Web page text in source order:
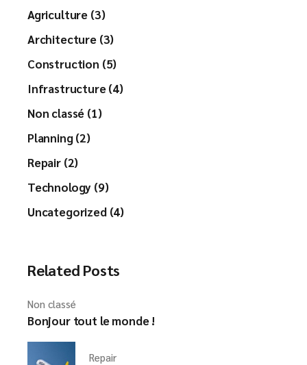
Agriculture (3)
Architecture (3)
Construction (5)
Infrastructure (4)
Non classé (1)
Planning (2)
Repair (2)
Technology (9)
Uncategorized (4)
Related Posts
Non classé
Bonjour tout le monde !
Repair